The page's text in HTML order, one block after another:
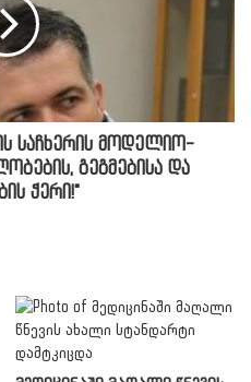
საჩხერის მოდელიო-
გეგმებისა და
ჭერი!"